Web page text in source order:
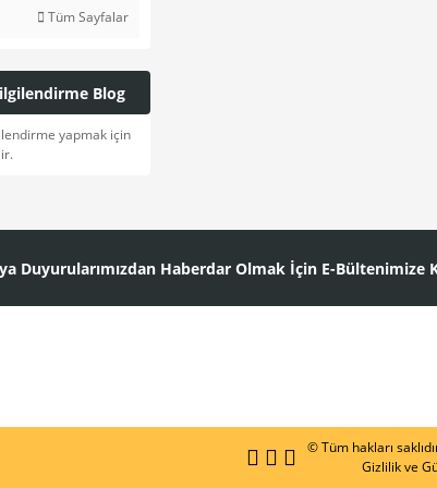
Tüm Sayfalar
Blog
yapmak için
Duyurularımızdan Haberdar Olmak İçin E-Bültenimize
© Tüm hakları
Gizlilik ve